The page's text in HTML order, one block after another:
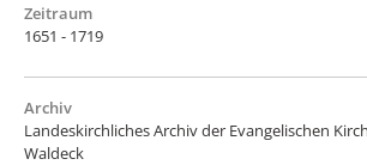
Zeitraum
1651 - 1719
Archiv
Landeskirchliches Archiv der Evangelischen
Waldeck